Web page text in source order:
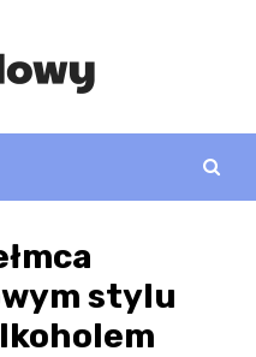
stylu